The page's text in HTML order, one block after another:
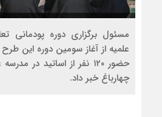
مسئول برگزاری دوره پودمانی
علمیه از آغاز سومین دوره این
حضور ۱۲۰ نفر از اساتید در
چهارباغ خبر داد.